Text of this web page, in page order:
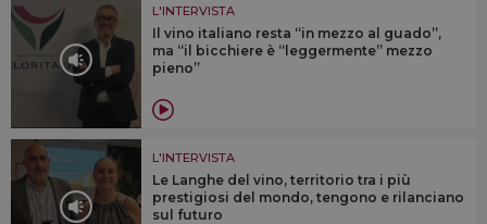
L'INTERVISTA
Il vino italiano resta “in mezzo al guado”,
ma “il bicchiere è “leggermente” mezzo
pieno”
L'INTERVISTA
Le Langhe del vino, territorio tra i più
prestigiosi del mondo, tengono e rilanciano
sul futuro